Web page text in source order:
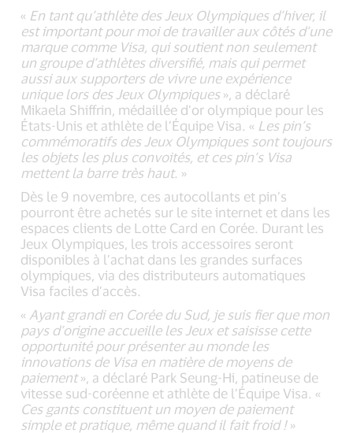
« En tant qu’athlète des Jeux Olympiques d’hiver, il
est important pour moi de travailler aux côtés d’une
marque comme Visa, qui soutient non seulement
un groupe d’athlètes diversifié, mais qui permet
aussi aux supporters de vivre une expérience
unique lors des Jeux Olympiques», a déclaré
Mikaela Shiffrin, médaillée d’or olympique pour les
États-Unis et athlète de l’Équipe Visa. « Les pin’s
commémoratifs des Jeux Olympiques sont toujours
les objets les plus convoités, et ces pin’s Visa
mettent la barre très haut. »
Dès le 9 novembre, ces autocollants et pin’s
pourront être achetés sur le site internet et dans les
espaces clients de Lotte Card en Corée. Durant les
Jeux Olympiques, les trois accessoires seront
disponibles à l’achat dans les grandes surfaces
olympiques, via des distributeurs automatiques
Visa faciles d’accès.
« Ayant grandi en Corée du Sud, je suis fier que mon
pays d’origine accueille les Jeux et saisisse cette
opportunité pour présenter au monde les
innovations de Visa en matière de moyens de
paiement», a déclaré Park Seung-Hi, patineuse de
vitesse sud-coréenne et athlète de l’Équipe Visa. «
Ces gants constituent un moyen de paiement
simple et pratique, même quand il fait froid !»